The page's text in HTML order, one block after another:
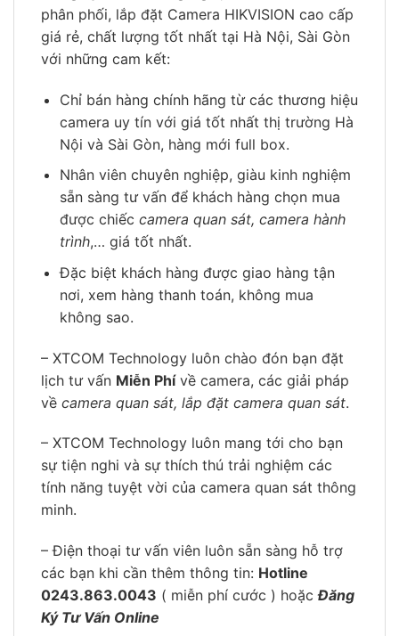
phân phối, lắp đặt Camera HIKVISION cao cấp
giá rẻ, chất lượng tốt nhất tại Hà Nội, Sài Gòn
với những cam kết:
Chỉ bán hàng chính hãng từ các thương hiệu
camera uy tín với giá tốt nhất thị trường Hà
Nội và Sài Gòn, hàng mới full box.
Nhân viên chuyên nghiệp, giàu kinh nghiệm
sẵn sàng tư vấn để khách hàng chọn mua
được chiếc camera quan sát, camera hành
trình,… giá tốt nhất.
Đặc biệt khách hàng được giao hàng tận
nơi, xem hàng thanh toán, không mua
không sao.
– XTCOM Technology luôn chào đón bạn đặt
lịch tư vấn Miễn Phívề camera, các giải pháp
về camera quan sát, lắp đặt camera quan sát.
– XTCOM Technology luôn mang tới cho bạn
sự tiện nghi và sự thích thú trải nghiệm các
tính năng tuyệt vời của camera quan sát thông
minh.
– Điện thoại tư vấn viên luôn sẵn sàng hỗ trợ
các bạn khi cần thêm thông tin: Hotline
0243.863.0043 ( miễn phí cước ) hoặcĐăng
Ký Tư Vấn Online